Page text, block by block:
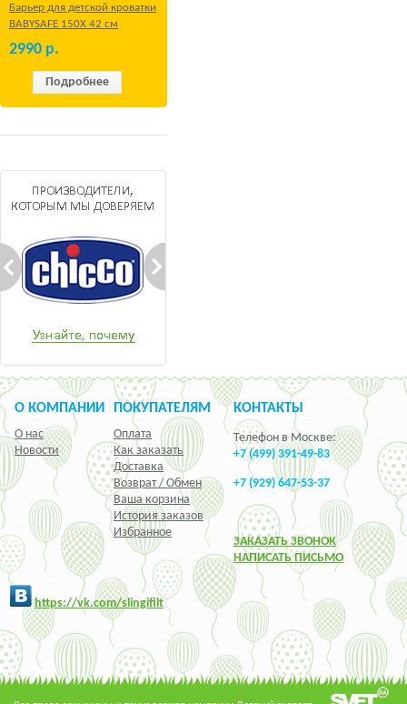
Барьер для детской кроватки
BABYSAFE 150Х 42 см
Бежевый
2990 р.
Подробнее
О КОМПАНИИ
О нас
Новости
ПОКУПАТЕЛЯМ
Оплата
Как заказать
Доставка
Возврат / Обмен
Ваша корзина
История заказов
Избранное
КОНТАКТЫ
Телефон в Москве:
+7 (499) 391-49-83
+7 (929) 647-53-37
ЗАКАЗАТЬ ЗВОНОК
НАПИСАТЬ ПИСЬМО
https://vk.com/slingifilt